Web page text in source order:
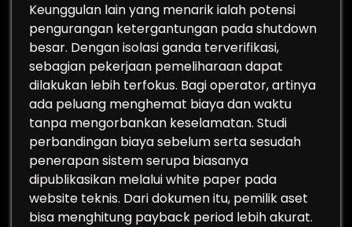
Keunggulan lain yang menarik ialah potensi
pengurangan ketergantungan pada shutdown
besar. Dengan isolasi ganda terverifikasi,
sebagian pekerjaan pemeliharaan dapat
dilakukan lebih terfokus. Bagi operator, artinya
ada peluang menghemat biaya dan waktu
tanpa mengorbankan keselamatan. Studi
perbandingan biaya sebelum serta sesudah
penerapan sistem serupa biasanya
dipublikasikan melalui white paper pada
website teknis. Dari dokumen itu, pemilik aset
bisa menghitung payback period lebih akurat.